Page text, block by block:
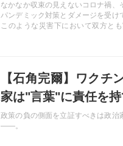
なかなか収束の見えないコロナ禍
パンデミック対策とダメージを受け
このような災害下において双方と
【石角完爾】ワクチ
家は"言葉"に責任を持
政策の負の側面を立証すべきは政治
――。